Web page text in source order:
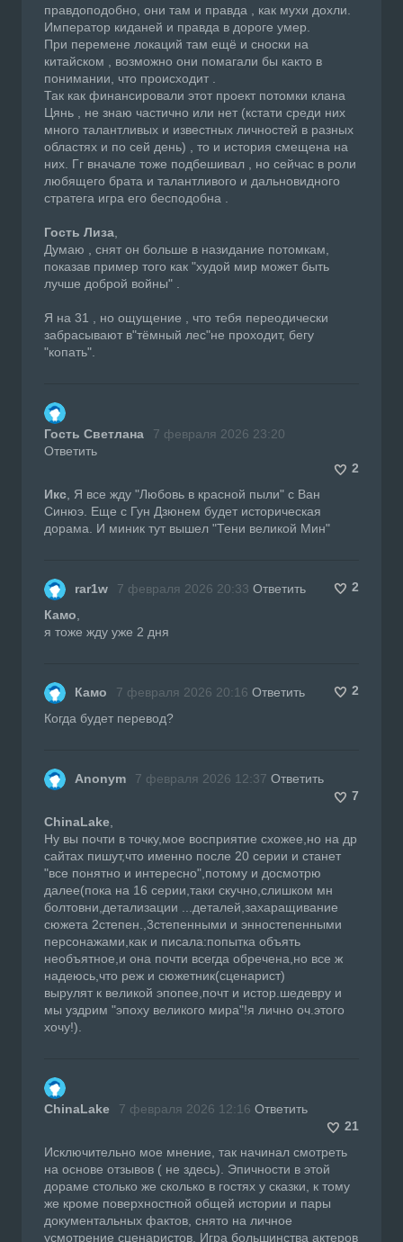
правдоподобно, они там и правда , как мухи дохли.
Император киданей и правда в дороге умер.
При перемене локаций там ещё и сноски на
китайском , возможно они помагали бы както в
понимании, что происходит .
Так как финансировали этот проект потомки клана
Цянь , не знаю частично или нет (кстати среди них
много талантливых и известных личностей в разных
областях и по сей день) , то и история смещена на
них. Гг вначале тоже подбешивал , но сейчас в роли
любящего брата и талантливого и дальновидного
стратега игра его бесподобна .
Гость Лиза
Думаю , снят он больше в назидание потомкам,
показав пример того как "худой мир может быть
лучше доброй войны" .
Я на 31 , но ощущение , что тебя переодически
забрасывают в"тёмный лес"не проходит, бегу
"копать".
Гость Светлана
7 февраля 2026 23:20
Ответить
2
Икс , Я все жду "Любовь в красной пыли" с Ван
Синюэ. Еще с Гун Дзюнем будет историческая
дорама. И миник тут вышел "Тени великой Мин"
rar1w 7 февраля 2026 20:33 Ответить
2
Камо
я тоже жду уже 2 дня
Камо 7 февраля 2026 20:16 Ответить
2
Когда будет перевод?
Anonym 7 февраля 2026 12:37 Ответить
7
ChinaLake
Ну вы почти в точку,мое восприятие схожее,но на др
сайтах пишут,что именно после 20 серии и станет
"все понятно и интересно",потому и досмотрю
далее(пока на 16 серии,таки скучно,слишком мн
болтовни,детализации ...деталей,захаращивание
сюжета 2степен.,3степенными и энностепенными
персонажами,как и писала:попытка объять
необъятное,и она почти всегда обречена,но все ж
надеюсь,что реж и сюжетник(сценарист)
вырулят к великой эпопее,почт и истор.шедевру и
мы уздрим "эпоху великого мира"!я лично оч.этого
хочу!).
ChinaLake 7 февраля 2026 12:16 Ответить
21
Исключительно мое мнение, так начинал смотреть
на основе отзывов ( не здесь). Эпичности в этой
дораме столько же сколько в гостях у сказки, к тому
же кроме поверхностной общей истории и пары
документальных фактов, снято на личное
усмотрение сценаристов. Игра большинства актеров